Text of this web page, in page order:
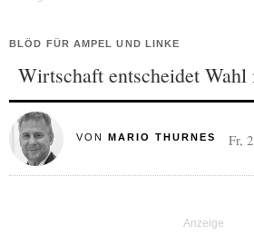
BLÖD FÜR AMPEL UND LINKE
Wirtschaft entscheidet Wahl
VON MARIO THURNES Fr,